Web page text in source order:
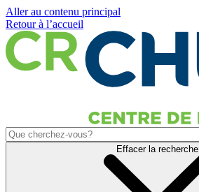
Aller au contenu principal
Retour à l’accueil
Effacer la recherche